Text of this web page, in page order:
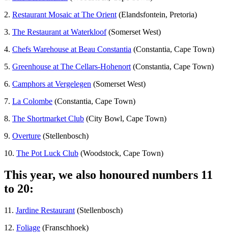
2. Restaurant Mosaic at The Orient (Elandsfontein, Pretoria)
3. The Restaurant at Waterkloof(Somerset West)
4. Chefs Warehouse at Beau Constantia (Constantia, Cape Town)
5. Greenhouse at The Cellars-Hohenort (Constantia, Cape Town)
6. Camphors at Vergelegen (Somerset West)
7. La Colombe (Constantia, Cape Town)
8. The Shortmarket Club (City Bowl, Cape Town)
9. Overture (Stellenbosch)
10. The Pot Luck Club (Woodstock, Cape Town)
This year, we also honoured numbers 11
to 20:
11. Jardine Restaurant (Stellenbosch)
12. Foliage (Franschhoek)